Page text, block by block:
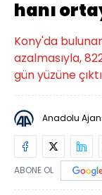
hanı
Kony'da
azalmasıyla,
gün yüzüne çıktı
Anadolu
ABONE OL